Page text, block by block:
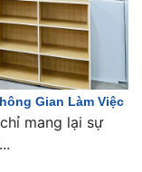
Gian Làm Việc
mang lại sự